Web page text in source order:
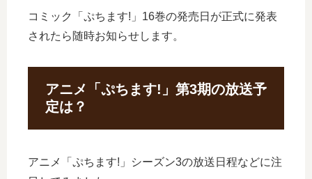
コミック「ぷちます!」16巻の発売日が正式に発表
されたら随時お知らせします。
アニメ「ぷちます!」第3期の放送予
定は？
アニメ「ぷちます!」シーズン3の放送日程などに注